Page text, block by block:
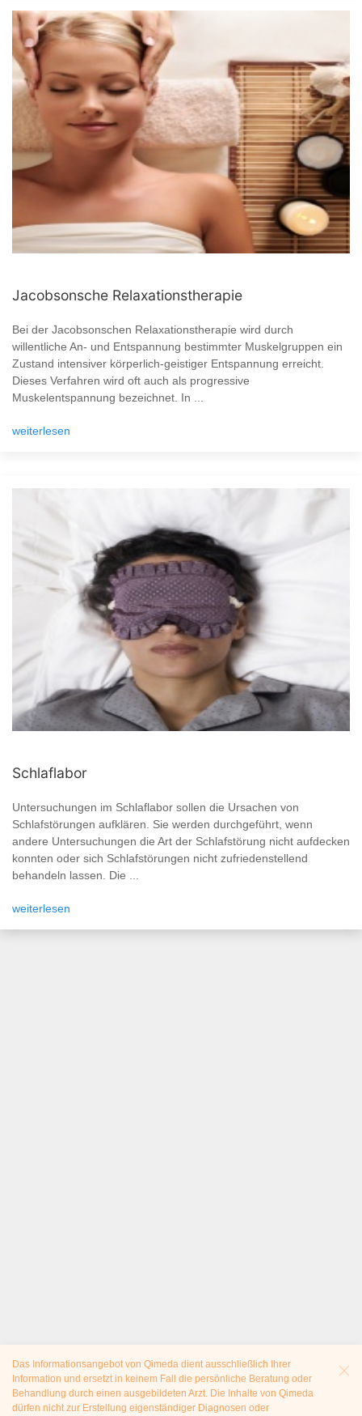
Jacobsonsche Relaxationstherapie
Bei der Jacobsonschen Relaxationstherapie wird durch
willentliche An- und Entspannung bestimmter Muskelgruppen ein
Zustand intensiver körperlich-geistiger Entspannung erreicht.
Dieses Verfahren wird oft auch als progressive
Muskelentspannung bezeichnet. In ...
weiterlesen
Schlaflabor
Untersuchungen im Schlaflabor sollen die Ursachen von
Schlafstörungen aufklären. Sie werden durchgeführt, wenn
andere Untersuchungen die Art der Schlafstörung nicht aufdecken
konnten oder sich Schlafstörungen nicht zufriedenstellend
behandeln lassen. Die ...
weiterlesen
Das Informationsangebot von Qimeda dient ausschließlich Ihrer
Information und ersetzt in keinem Fall die persönliche Beratung oder
Behandlung durch einen ausgebildeten Arzt. Die Inhalte von Qimeda
dürfen nicht zur Erstellung eigenständiger Diagnosen oder